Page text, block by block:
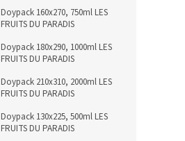
Doypack 160x270, 750ml LES
FRUITS DU PARADIS
Doypack 180x290, 1000ml LES
FRUITS DU PARADIS
Doypack 210x310, 2000ml LES
FRUITS DU PARADIS
Doypack 130x225, 500ml LES
FRUITS DU PARADIS